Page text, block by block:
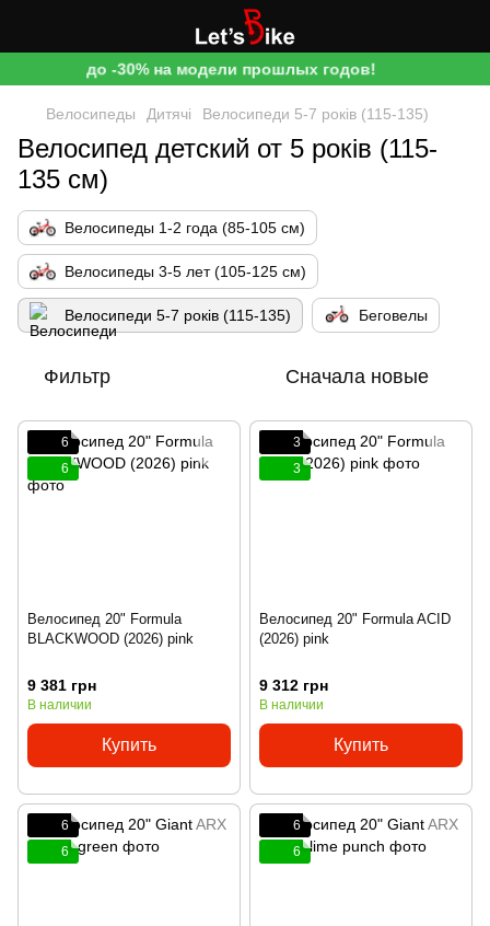
до -30% на модели прошлых годов!
Велосипеды Дитячі Велосипеди 5-7 років (115-135)
Велосипед детский от 5 років (115-
135 см)
Велосипеды 1-2 года (85-105 см)
Велосипеды 3-5 лет (105-125 см)
Велосипеди 5-7 років (115-135) Беговелы
Фильтр Сначала новые
6
6
Велосипед 20" Formula
BLACKWOOD (2026) pink
9 381 грн
В наличии
Купить
3
3
Велосипед 20" Formula ACID
(2026) pink
9 312 грн
В наличии
Купить
6
6
6
6